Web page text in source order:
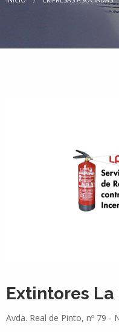
Extintores La
Avda. Real de Pinto, nº 79 -